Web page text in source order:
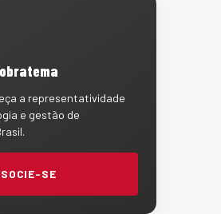
a representatividade
e gestão de
SE